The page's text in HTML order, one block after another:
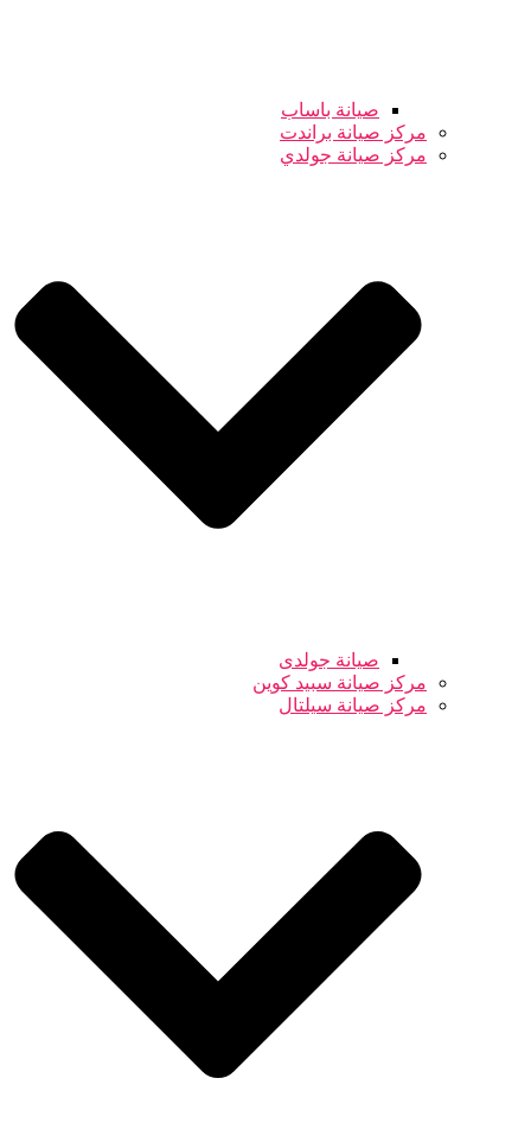
صيانة باساب
مركز صيانة براندت
مركز صيانة جولدي
صيانة جولدى
مركز صيانة سبيد كوين
مركز صيانة سيلتال